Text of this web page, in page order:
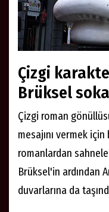
Çizgi
Brüksel
Çizgi roman
mesajını vermek
romanlardan
Brüksel'in ardından
duvarlarına da